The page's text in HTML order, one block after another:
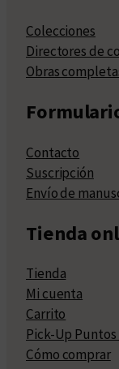
Colecciones
Directores de
Obras
Contacto
Suscripción
Envío de
Tienda
Tienda
Mi cuenta
Carrito
Pick-Up
Cómo comprar